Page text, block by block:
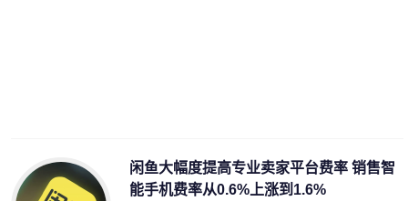
闲鱼大幅度提高专业卖家平台费率 销售智
能手机费率从0.6%上涨到1.6%